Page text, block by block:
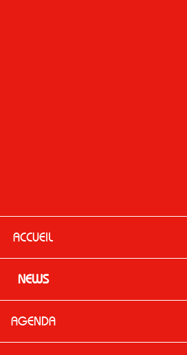
ACCUEIL
NEWS
AGENDA